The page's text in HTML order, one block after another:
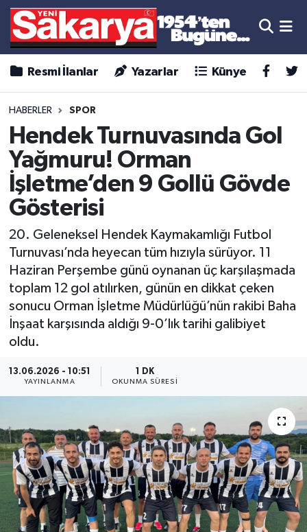
Resmi İlanlar Yazarlar Künye
HABERLER SPOR
Hendek Turnuvasında Gol
Yağmuru! Orman
İşletme’den 9 Gollü Gövde
Gösterisi
20. Geleneksel Hendek Kaymakamlığı Futbol
Turnuvası’nda heyecan tüm hızıyla sürüyor. 11
Haziran Perşembe günü oynanan üç karşılaşmada
toplam 12 gol atılırken, günün en dikkat çeken
sonucu Orman İşletme Müdürlüğü’nün rakibi Baha
İnşaat karşısında aldığı 9-0’lık tarihi galibiyet
oldu.
13.06.2026 - 10:51
YAYINLANMA
1 DK
OKUNMA SÜRESI